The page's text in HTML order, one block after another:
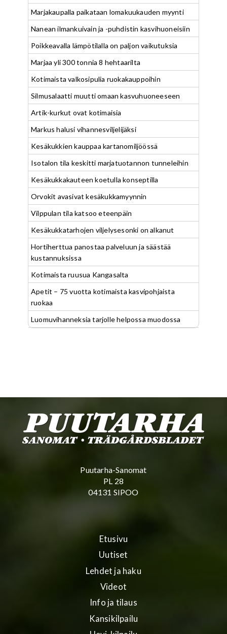
Marjakaupalla paikataan lomakuukauden myynti
Nanean ilmankuivain ja -puhdistin kasvihuoneisiin
Poikkeavalla lämpötilalla on paljon vaikutuksia
Marjaa yli 300 tonnia 8 hehtaarilta
Kotimaista valkosipulia ruokakauppoihin
Silmusalaatti muutti omaan kasvuhuoneeseen
Artik-kurkut ovat kotimaisia
Markus halusi vihannesviljelijäksi
Kesäkukkien kauppaa kartanomiljöössä
Isotalon tila keskitti marjatuotannon tunneleihin
Kesäkukkakauteen koetulla konseptilla
Orvokit avasivat kesäkukkamyynnin
Vilppulan tila katsoo eteenpäin
Kesäkukkatarhojen viljelysesonki on alkanut
Hortiherttua panostaa palveluun ja säästää
kustannuksissa
Kotimaista ruusua Kangasalta
Apetit – 75 vuotta kotimaista kasvipohjaista
ruokaa
Luomuvihanneksia tarjolle helpossa muodossa
Puutarha-Sanomat
PL 28
04131 SIPOO
Etusivu
Uutiset
Lehdet ja haku
Videot
Info ja tilaus
Kansikilpailu